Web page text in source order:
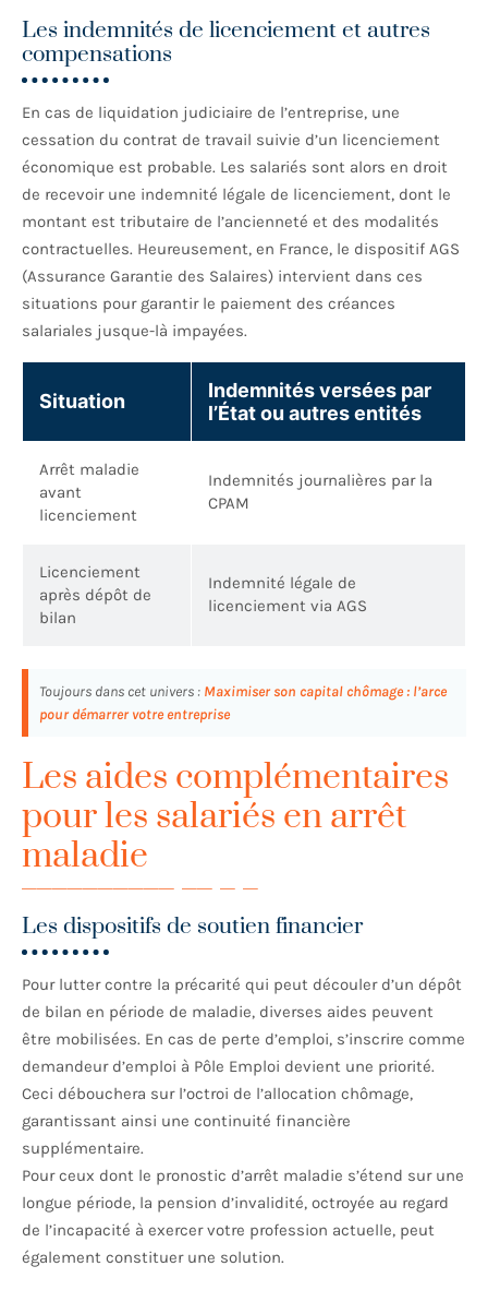
Les indemnités de licenciement et autres
compensations
En cas de liquidation judiciaire de l’entreprise, une
cessation du contrat de travail suivie d’un licenciement
économique est probable. Les salariés sont alors en droit
de recevoir une indemnité légale de licenciement, dont le
montant est tributaire de l’ancienneté et des modalités
contractuelles. Heureusement, en France, le dispositif AGS
(Assurance Garantie des Salaires) intervient dans ces
situations pour garantir le paiement des créances
salariales jusque-là impayées.
Situation
Indemnités versées par
l’État ou autres entités
Arrêt maladie
avant
licenciement
Indemnités journalières par la
CPAM
Licenciement
après dépôt de
bilan
Indemnité légale de
licenciement via AGS
Toujours dans cet univers : Maximiser son capital chômage : l’arce
pour démarrer votre entreprise
Les aides complémentaires
pour les salariés en arrêt
maladie
Les dispositifs de soutien financier
Pour lutter contre la précarité qui peut découler d’un dépôt
de bilan en période de maladie, diverses aides peuvent
être mobilisées. En cas de perte d’emploi, s’inscrire comme
demandeur d’emploi à Pôle Emploi devient une priorité.
Ceci débouchera sur l’octroi de l’allocation chômage,
garantissant ainsi une continuité financière
supplémentaire.
Pour ceux dont le pronostic d’arrêt maladie s’étend sur une
longue période, la pension d’invalidité, octroyée au regard
de l’incapacité à exercer votre profession actuelle, peut
également constituer une solution.